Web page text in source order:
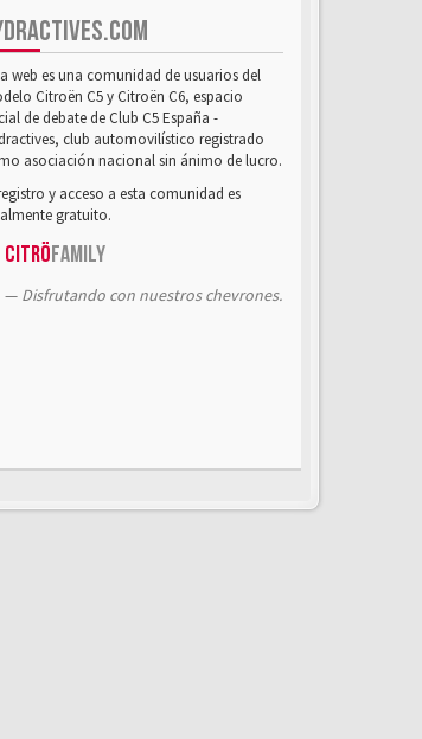
web es una comunidad de usuarios del
Citroën C5 y Citroën C6, espacio
de debate de Club C5 España -
club automovilístico registrado
asociación nacional sin ánimo de lucro.
y acceso a esta comunidad es
gratuito.
CitröFamily
Disfrutando con nuestros chevrones.